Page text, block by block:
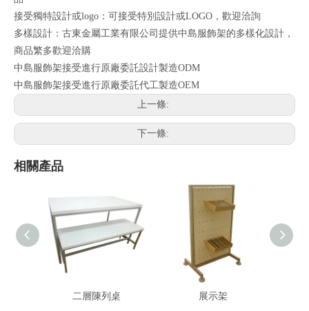
接受獨特設計或logo：可接受特別設計或LOGO，歡迎洽詢
多樣設計：古東金屬工業有限公司提供中島服飾架的多樣化設計，
商品繁多歡迎洽購
中島服飾架接受進行原廠委託設計製造ODM
中島服飾架接受進行原廠委託代工製造OEM
上一條:
下一條:
相關產品
二層陳列桌 展示架